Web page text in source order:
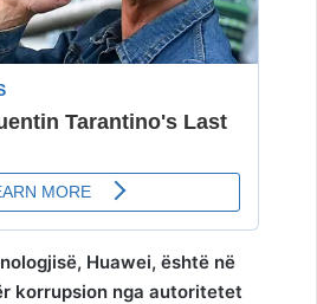
Huawei, është në
korrupsion nga autoritetet